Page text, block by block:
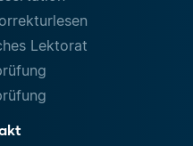
Lektorat